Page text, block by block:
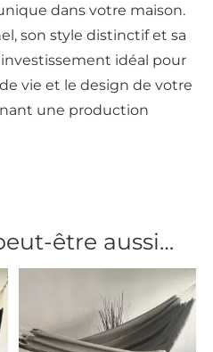
dans votre maison.
son style distinctif et sa
idéal pour
vie et le design de votre
une production
être aussi…